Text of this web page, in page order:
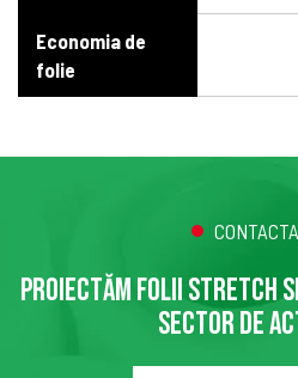
Economia de
folie
PROIECTĂM FOLII STRETCH
SECTOR DE